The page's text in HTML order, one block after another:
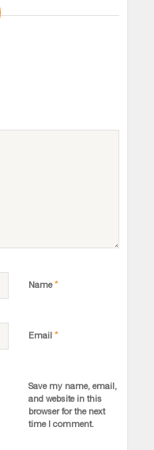
Name*
Email *
Save my name, email,
and website in this
browser for the next
time I comment.